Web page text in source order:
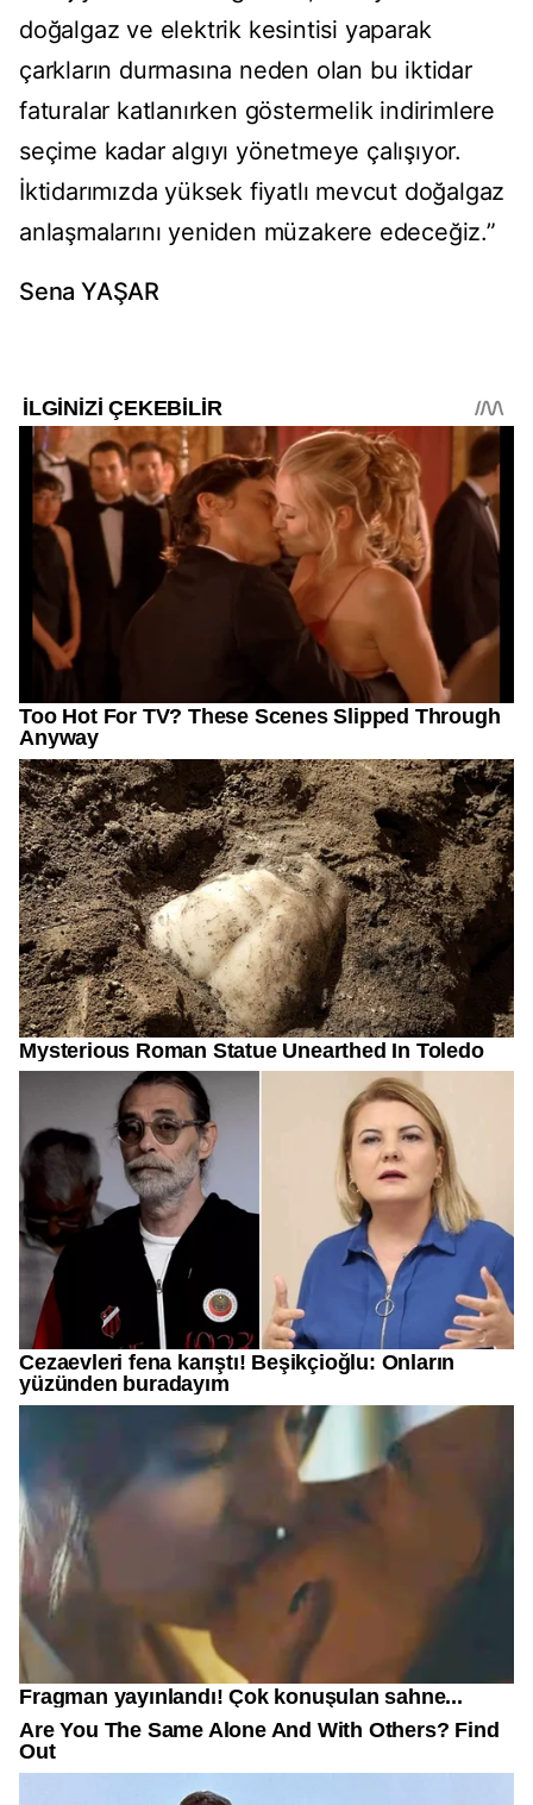
doğalgaz ve elektrik kesintisi yaparak
çarkların durmasına neden olan bu iktidar
faturalar katlanırken göstermelik indirimlere
seçime kadar algıyı yönetmeye çalışıyor.
İktidarımızda yüksek fiyatlı mevcut doğalgaz
anlaşmalarını yeniden müzakere edeceğiz.”
Sena YAŞAR